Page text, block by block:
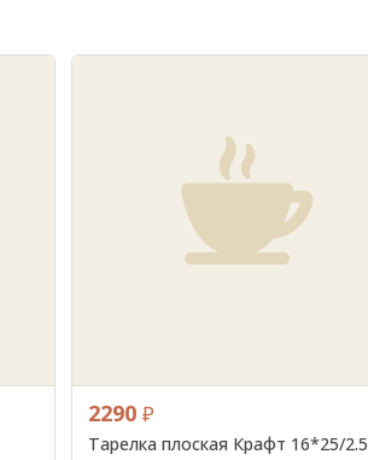
2290 ₽
Тарелка плоская Крафт 16*25/2.5